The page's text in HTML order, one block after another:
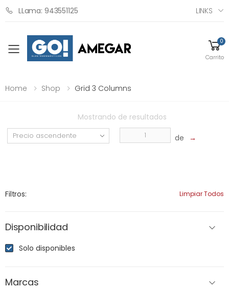
LLama: 943551125 LINKS
Toggle mobile menu
0
Carrito
Home Shop Grid 3 Columns
Mostrando de resultados
de →
Filtros: Limpiar Todos
Disponibilidad
Solo disponibles
Marcas